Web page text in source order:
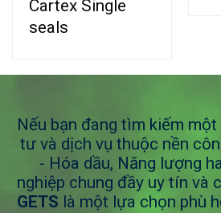
Cartex Single
seals
Nếu bạn đang tìm kiếm
tư và dịch vụ thuộc nền
- Hóa dầu, Năng lượng
nghiệp chung đầy uy tín và
GETS là một lựa chọn phù